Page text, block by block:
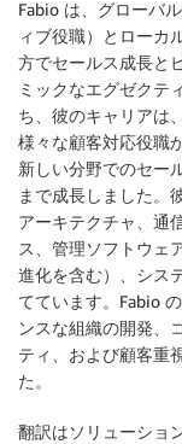
Fabio は、グローバ
ィブ役職）とローカ
方でセールス成長と
ミックなエグゼクテ
ち、彼のキャリアは
様々な顧客対応役職
新しい分野でのセー
まで成長しました。
アーキテクチャ、通
ス、管理ソフトウェ
進化を含む）、シス
てています。Fabio
ンスな組織の開発、
ティ、および顧客重
た。
翻訳はソリューショ